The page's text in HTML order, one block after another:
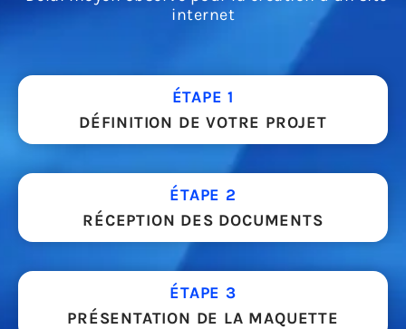
internet
ÉTAPE 1
DÉFINITION DE VOTRE PROJET
ÉTAPE 2
RÉCEPTION DES DOCUMENTS
ÉTAPE 3
PRÉSENTATION DE LA MAQUETTE